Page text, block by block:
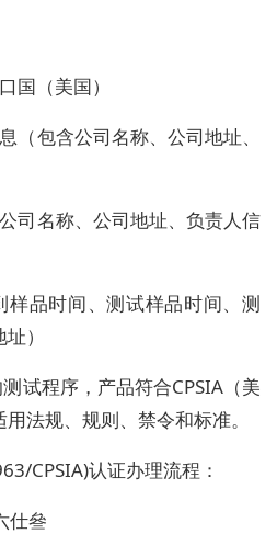
国（美国）
（包含公司名称、公司地址、
司名称、公司地址、负责人信
样品时间、测试样品时间、测
）
试程序，产品符合CPSIA（美
法规、规则、禁令和标准。
CPSIA)认证办理流程：
仕叄